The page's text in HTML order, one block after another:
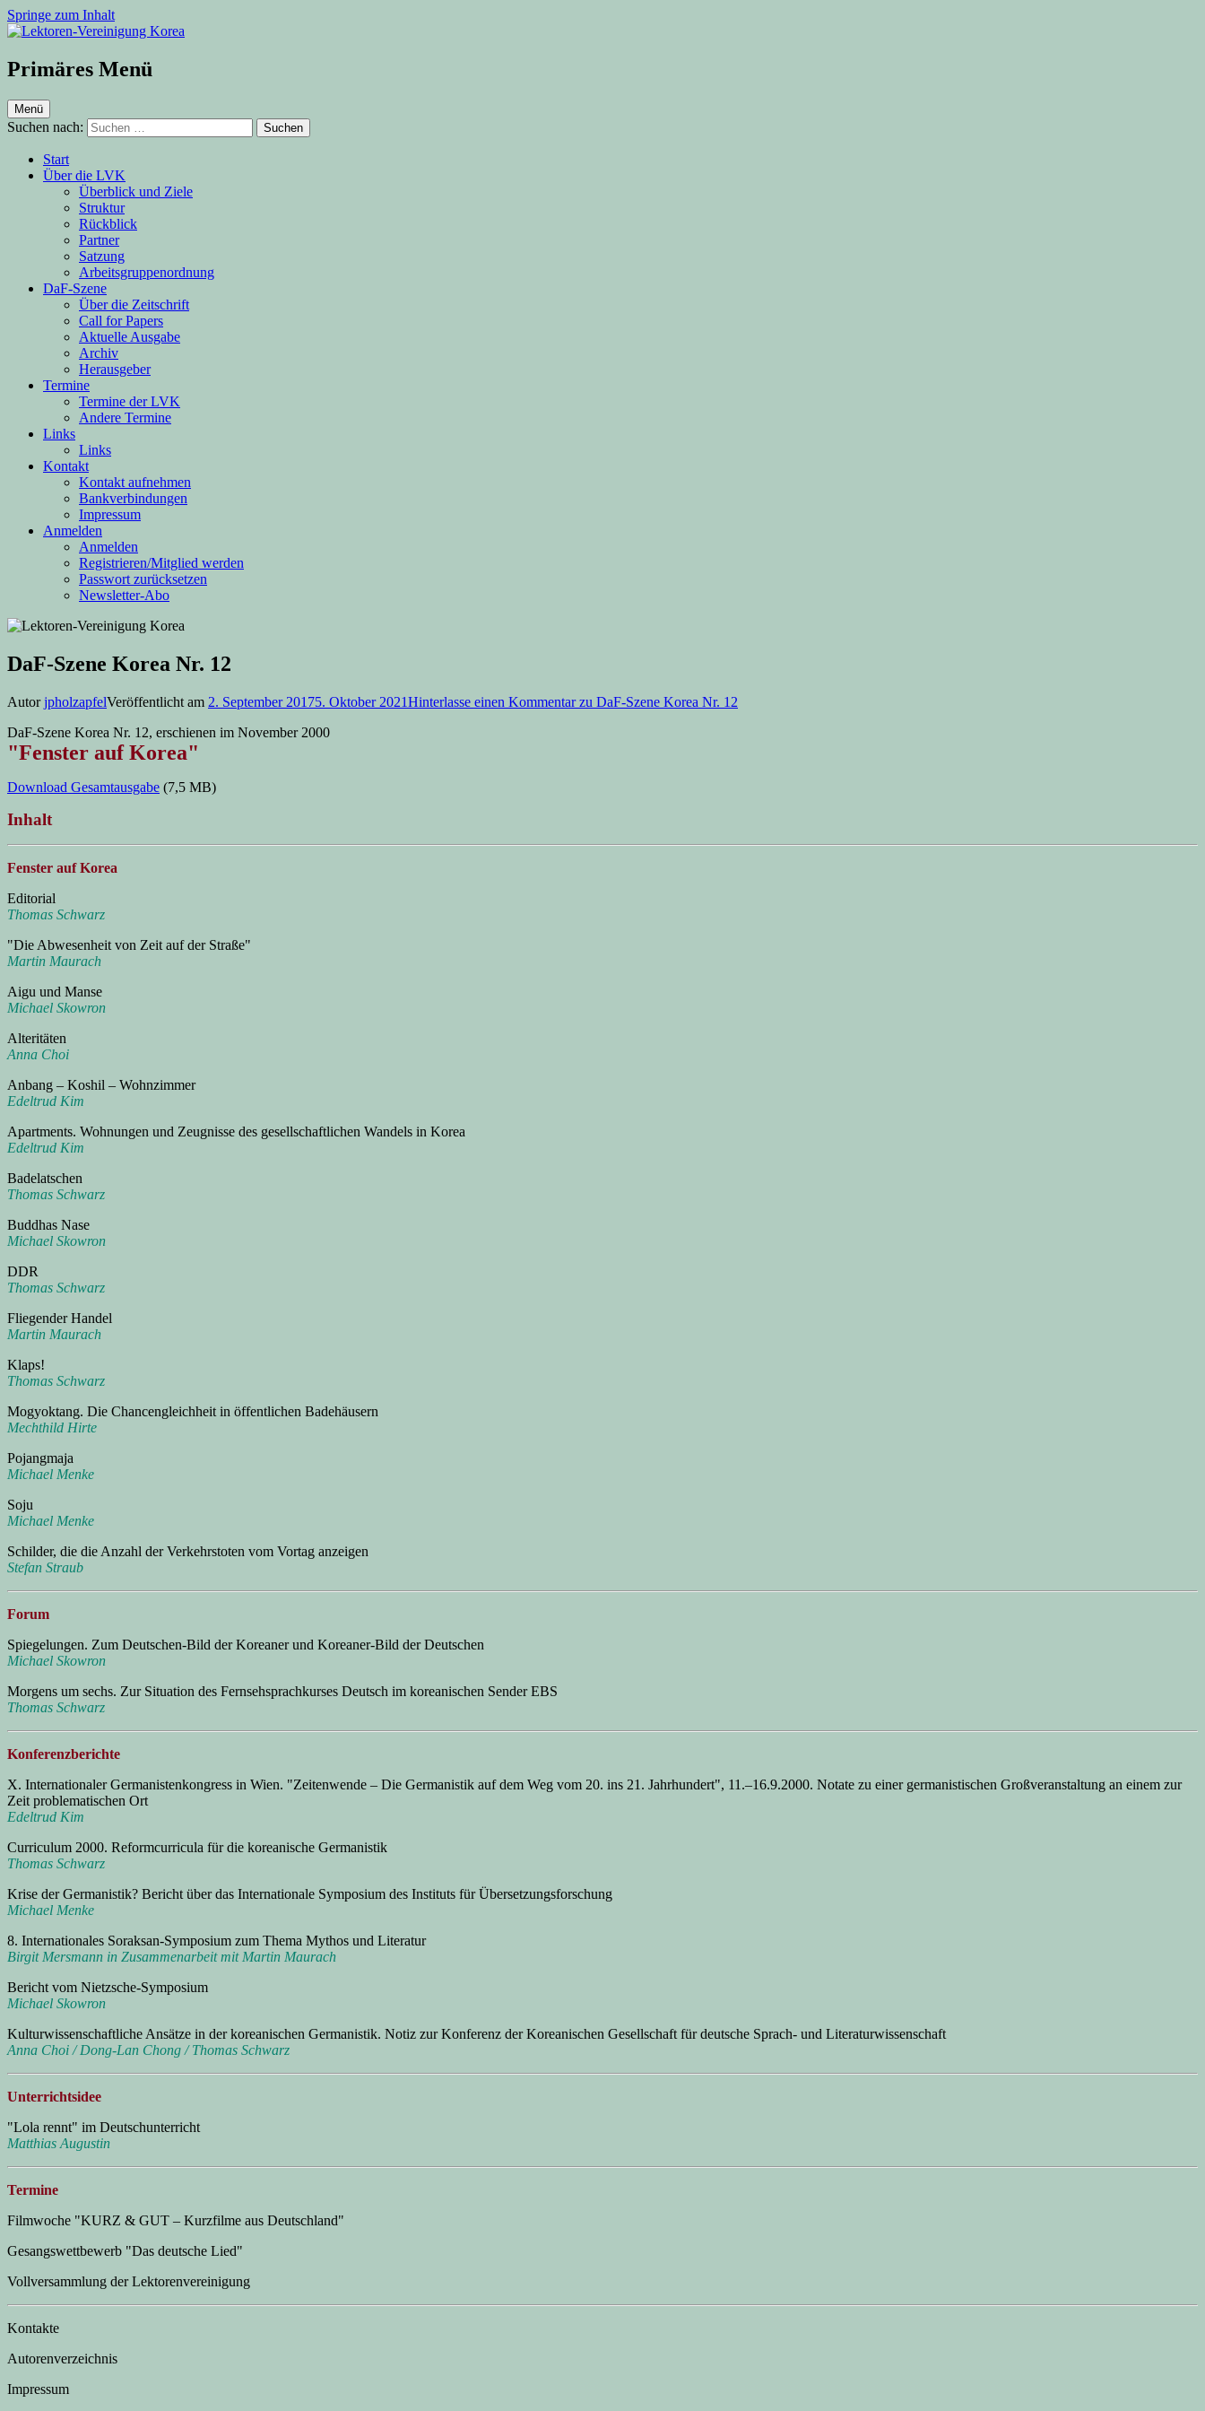
Springe zum Inhalt
Lektoren-Vereinigung Korea
Primäres Menü
Menü
Suchen nach:
Start
Über die LVK
Überblick und Ziele
Struktur
Rückblick
Partner
Satzung
Arbeitsgruppenordnung
DaF-Szene
Über die Zeitschrift
Call for Papers
Aktuelle Ausgabe
Archiv
Herausgeber
Termine
Termine der LVK
Andere Termine
Links
Links
Kontakt
Kontakt aufnehmen
Bankverbindungen
Impressum
Anmelden
Anmelden
Registrieren/Mitglied werden
Passwort zurücksetzen
Newsletter-Abo
DaF-Szene Korea Nr. 12
AutorjpholzapfelVeröffentlicht am 2. September 20175. Oktober 2021Hinterlasse einen Kommentarzu DaF-Szene Korea Nr. 12
DaF-Szene Korea Nr. 12, erschienen im November 2000
"Fenster auf Korea"
Download Gesamtausgabe (7,5 MB)
Inhalt
Fenster auf Korea
Editorial
Thomas Schwarz
"Die Abwesenheit von Zeit auf der Straße"
Martin Maurach
Aigu und Manse
Michael Skowron
Alteritäten
Anna Choi
Anbang – Koshil – Wohnzimmer
Edeltrud Kim
Apartments. Wohnungen und Zeugnisse des gesellschaftlichen Wandels in Korea
Edeltrud Kim
Badelatschen
Thomas Schwarz
Buddhas Nase
Michael Skowron
DDR
Thomas Schwarz
Fliegender Handel
Martin Maurach
Klaps!
Thomas Schwarz
Mogyoktang. Die Chancengleichheit in öffentlichen Badehäusern
Mechthild Hirte
Pojangmaja
Michael Menke
Soju
Michael Menke
Schilder, die die Anzahl der Verkehrstoten vom Vortag anzeigen
Stefan Straub
Forum
Spiegelungen. Zum Deutschen-Bild der Koreaner und Koreaner-Bild der Deutschen
Michael Skowron
Morgens um sechs. Zur Situation des Fernsehsprachkurses Deutsch im koreanischen Sender EBS
Thomas Schwarz
Konferenzberichte
X. Internationaler Germanistenkongress in Wien. "Zeitenwende – Die Germanistik auf dem Weg vom 20. ins 21. Jahrhundert", 11.–16.9.2000. Notate zu einer germanistischen Großveranstaltung an einem zur
Zeit problematischen Ort
Edeltrud Kim
Curriculum 2000. Reformcurricula für die koreanische Germanistik
Thomas Schwarz
Krise der Germanistik? Bericht über das Internationale Symposium des Instituts für Übersetzungsforschung
Michael Menke
8. Internationales Soraksan-Symposium zum Thema Mythos und Literatur
Birgit Mersmann in Zusammenarbeit mit Martin Maurach
Bericht vom Nietzsche-Symposium
Michael Skowron
Kulturwissenschaftliche Ansätze in der koreanischen Germanistik. Notiz zur Konferenz der Koreanischen Gesellschaft für deutsche Sprach- und Literaturwissenschaft
Anna Choi / Dong-Lan Chong / Thomas Schwarz
Unterrichtsidee
"Lola rennt" im Deutschunterricht
Matthias Augustin
Termine
Filmwoche "KURZ & GUT – Kurzfilme aus Deutschland"
Gesangswettbewerb "Das deutsche Lied"
Vollversammlung der Lektorenvereinigung
Kontakte
Autorenverzeichnis
Impressum